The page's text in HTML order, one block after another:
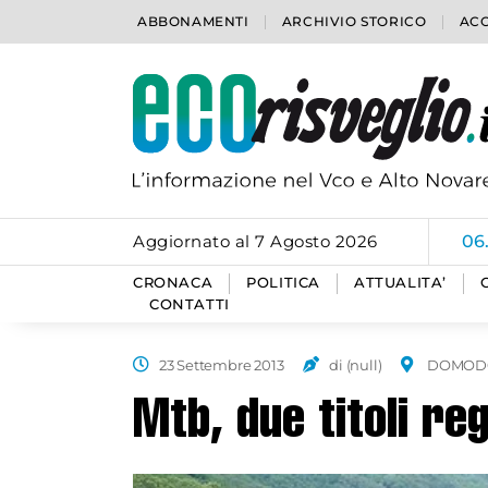
ABBONAMENTI ARCHIVIO STORICO
Aggiornato al 7 Agosto 2026
CRONACA POLITICA ATTUALITA’
CONTATTI
23 Settembre 2013 di (null)
Mtb, due titoli